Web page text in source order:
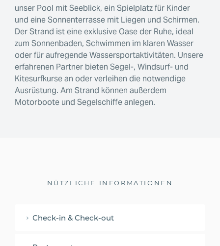
unser Pool mit Seeblick, ein Spielplatz für Kinder
und eine Sonnenterrasse mit Liegen und Schirmen.
Der Strand ist eine exklusive Oase der Ruhe, ideal
zum Sonnenbaden, Schwimmen im klaren Wasser
oder für aufregende Wassersportaktivitäten. Unsere
erfahrenen Partner bieten Segel-, Windsurf- und
Kitesurfkurse an oder verleihen die notwendige
Ausrüstung. Am Strand können außerdem
Motorboote und Segelschiffe anlegen.
NÜTZLICHE INFORMATIONEN
Check-in & Check-out